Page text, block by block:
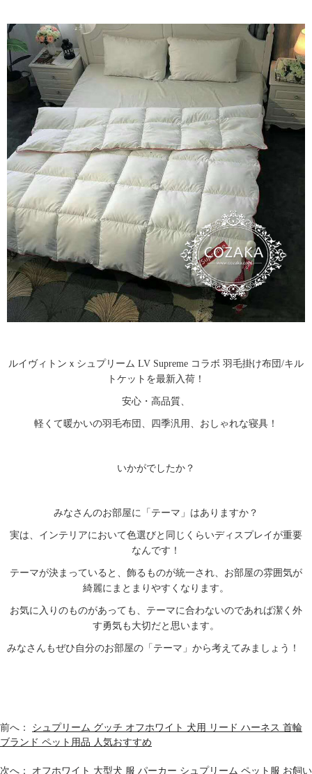
ルイヴィトンｘシュプリーム LV Supreme コラボ 羽毛掛け布団/キル
トケットを最新入荷！
安心・高品質、
軽くて暖かいの羽毛布団、四季汎用、おしゃれな寝具！
いかがでしたか？
みなさんのお部屋に「テーマ」はありますか？
実は、インテリアにおいて色選びと同じくらいディスプレイが重要
なんです！
テーマが決まっていると、飾るものが統一され、お部屋の雰囲気が
綺麗にまとまりやすくなります。
お気に入りのものがあっても、テーマに合わないのであれば潔く外
す勇気も大切だと思います。
みなさんもぜひ自分のお部屋の「テーマ」から考えてみましょう！
前へ： シュプリーム グッチ オフホワイト 犬用 リード ハーネス 首輪
ブランド ペット用品 人気おすすめ
次へ： オフホワイト 大型犬 服 パーカー シュプリーム ペット服 お飼い